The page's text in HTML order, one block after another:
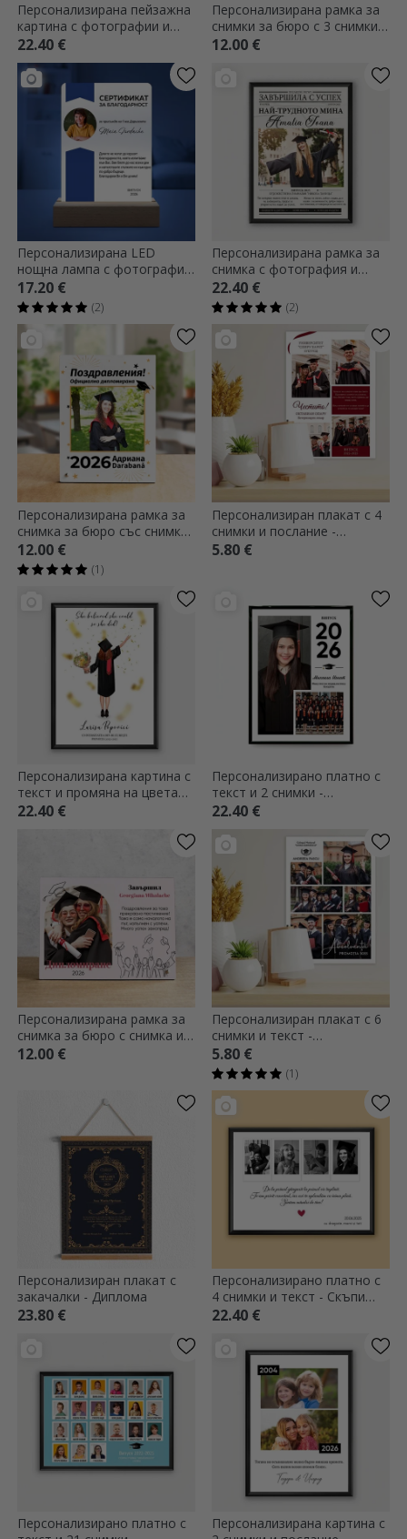
Персонализирана пейзажна
картина с фотографии и
текст - Завършване
22.40 €
Персонализирана рамка за
снимки за бюро с 3 снимки и
текст - Завършване
12.00 €
Персонализирана LED
нощна лампа с фотография
и послание - Сертификат за
признателност
17.20 €
(2)
Персонализирана рамка за
снимка с фотография и
текст за дипломирането -
Последни новини
22.40 €
(2)
Персонализирана рамка за
снимка за бюро със снимка
и текст - Официален
абсолвент
12.00 €
(1)
Персонализиран плакат с 4
снимки и послание -
Завършване
5.80 €
Персонализирана картина с
текст и промяна на цвета
на косата за
22.40 €
Персонализирано платно с
текст и 2 снимки -
Завършване
22.40 €
Персонализирана рамка за
снимка за бюро с снимка и
послание - Завършил
12.00 €
Персонализиран плакат с 6
снимки и текст -
Завършване
5.80 €
(1)
Персонализиран плакат с
закачалки - Диплома
23.80 €
Персонализирано платно с
4 снимки и текст - Скъпи
спомени
22.40 €
Персонализирано платно с
Персонализирана картина с